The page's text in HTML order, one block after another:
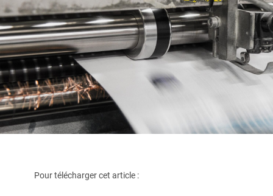
Pour télécharger cet article :